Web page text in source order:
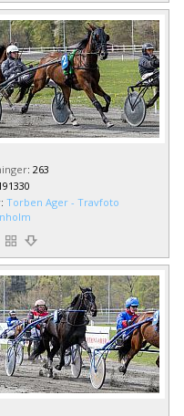
: 263
: Torben Ager - Travfoto